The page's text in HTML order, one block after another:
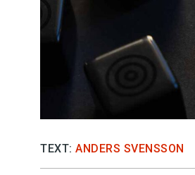
TEXT: ANDERS SVENSSON